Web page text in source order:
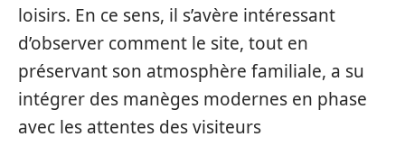
loisirs. En ce sens, il s’avère intéressant
d’observer comment le site, tout en
préservant son atmosphère familiale, a su
intégrer des manèges modernes en phase
avec les attentes des visiteurs